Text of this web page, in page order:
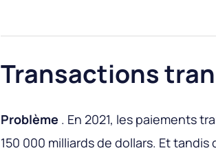
Transactions
Problème . En 2021, les paiements
150 000 milliards de dollars. Et